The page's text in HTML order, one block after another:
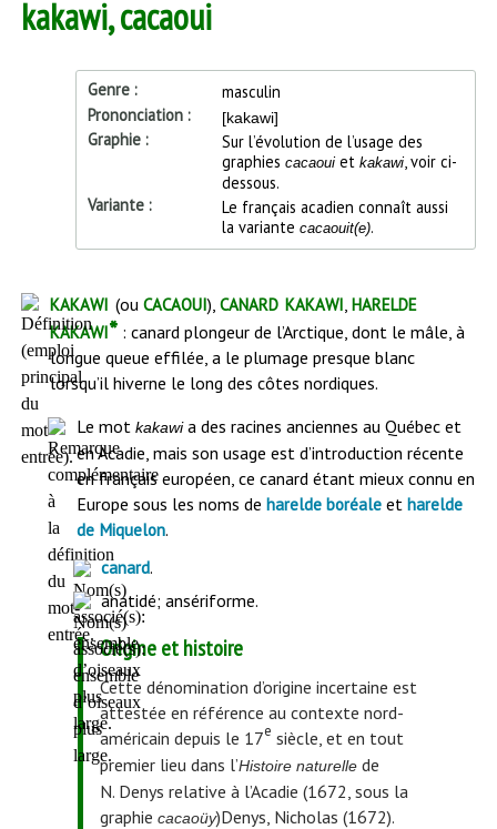
kakawi, cacaoui
Genre
masculin
Prononciation
[kakawi]
Graphie
Sur l’évolution de l’usage des
graphiescacaouietkakawi, voir ci-
dessous.
Variante
Le français acadien connaît aussi
la variantecacaouit(e).
Début
de
l'article
kakawi (ou cacaoui), canard kakawi, harelde
kakawi*: canard plongeur de l’Arctique, dont le mâle, à
longue queue effilée, a le plumage presque blanc
lorsqu’il hiverne le long des côtes nordiques.
Le mot kakawia des racines anciennes au Québec et
en Acadie, mais son usage est d’introduction récente
en français européen, ce canard étant mieux connu en
Europe sous les noms de harelde boréaleet harelde
de Miquelon.
canard.
anatidé; ansériforme.
Origine et histoire
Cette dénomination d’origine incertaine est
attestée en référence au contexte nord-
américain depuis le 17e siècle, et en tout
premier lieu dans l’Histoire naturellede
N. Denys relative à l’Acadie (1672, sous la
graphie cacaoüy)Denys, Nicholas (1672).